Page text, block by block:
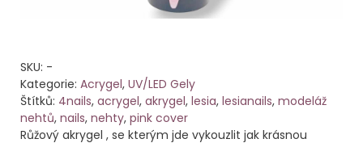
SKU: -
Kategorie: Acrygel, UV/LED Gely
Štítků: 4nails, acrygel, akrygel, lesia, lesianails, modeláž
nehtů, nails, nehty, pink cover
Růžový akrygel , se kterým jde vykouzlit jak krásnou